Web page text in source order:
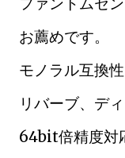
お薦めです。
モノラル互換性
リバーブ、デ
64bit倍精度対